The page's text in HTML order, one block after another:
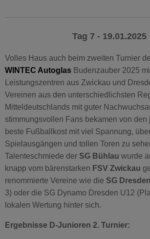
Tag 7 - 19.01.2025
Volles Haus auch beim zweiten Turnier
WINTEC Autoglas Budenzauber 2025
Leistungszentren aus Zwickau und
Vereinen aus den unterschiedlichsten
Mitteldeutschlands mit guter
stimmungsvollen Fans bekamen von den
beste Fußballkost mit viel Spannung,
Spielausgängen und tollen Toren zu
Talenteschmiede der SG Bühlau wurde
knapp vom bärenstarken FSV Zwickau
renommierte Vereine wie die SG
3) oder die SG Dynamo Dresden U12
lokalen Wertung hinter sich.
Ergebnisse D-Junioren 2. Turnier: